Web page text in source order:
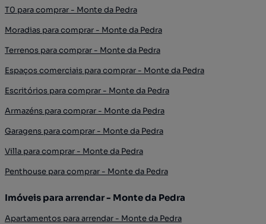
T0 para comprar - Monte da Pedra
Moradias para comprar - Monte da Pedra
Terrenos para comprar - Monte da Pedra
Espaços comerciais para comprar - Monte da Pedra
Escritórios para comprar - Monte da Pedra
Armazéns para comprar - Monte da Pedra
Garagens para comprar - Monte da Pedra
Villa para comprar - Monte da Pedra
Penthouse para comprar - Monte da Pedra
Imóveis para arrendar - Monte da Pedra
Apartamentos para arrendar - Monte da Pedra